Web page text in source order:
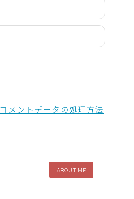
コメントデータの処理方法
ABOUT ME